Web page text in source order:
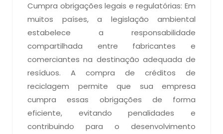
Cumpra obrigações legais e regulatórias: Em
muitos países, a legislação ambiental
estabelece a responsabilidade
compartilhada entre fabricantes e
comerciantes na destinação adequada de
resíduos. A compra de créditos de
reciclagem permite que sua empresa
cumpra essas obrigações de forma
eficiente, evitando penalidades e
contribuindo para o desenvolvimento